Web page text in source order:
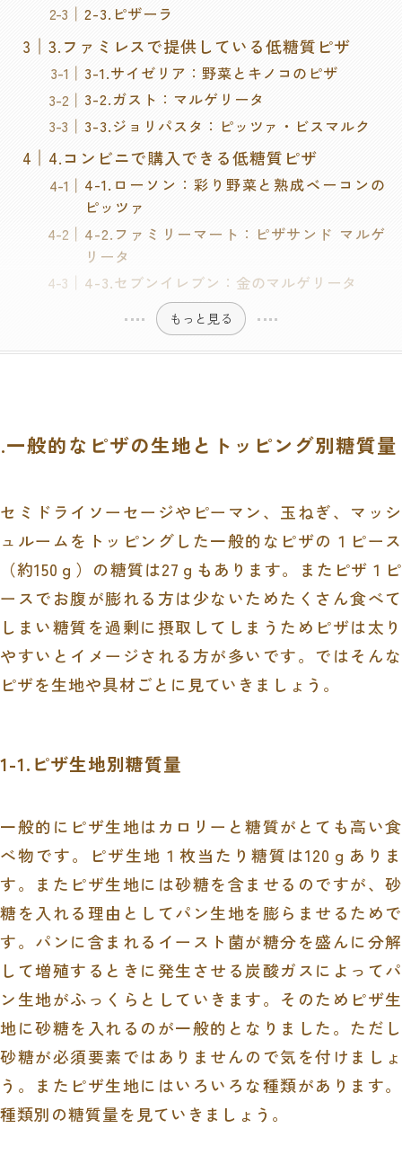
2-3.ピザーラ
3.ファミレスで提供している低糖質ピザ
3-1.サイゼリア：野菜とキノコのピザ
3-2.ガスト：マルゲリータ
3-3.ジョリパスタ：ピッツァ・ビスマルク
4.コンビニで購入できる低糖質ピザ
4-1.ローソン：彩り野菜と熟成ベーコンの
ピッツァ
4-2.ファミリーマート：ピザサンド マルゲ
リータ
4-3.セブンイレブン：金のマルゲリータ
もっと見る
一般的なピザの生地とトッピング別糖質量
セミドライソーセージやピーマン、玉ねぎ、マッシ
ュルームをトッピングした一般的なピザの１ピース
（約150 ｇ）の糖質は27 ｇもあります。またピザ１ピ
ースでお腹が膨れる方は少ないためたくさん食べて
しまい糖質を過剰に摂取してしまうためピザは太り
やすいとイメージされる方が多いです。ではそんな
ピザを生地や具材ごとに見ていきましょう。
1-1.ピザ生地別糖質量
一般的にピザ生地はカロリーと糖質がとても高い食
べ物です。ピザ生地１枚当たり糖質は120 ｇありま
す。またピザ生地には砂糖を含ませるのですが、砂
糖を入れる理由としてパン生地を膨らませるためで
す。パンに含まれるイースト菌が糖分を盛んに分解
して増殖するときに発生させる炭酸ガスによってパ
ン生地がふっくらとしていきます。そのためピザ生
地に砂糖を入れるのが一般的となりました。ただし
砂糖が必須要素ではありませんので気を付けましょ
う。またピザ生地にはいろいろな種類があります。
種類別の糖質量を見ていきましょう。